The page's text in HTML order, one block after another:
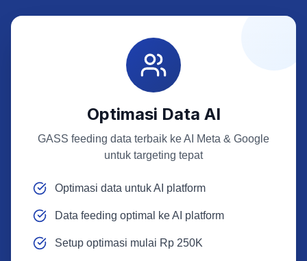
Optimasi Data AI
GASS feeding data terbaik ke AI Meta & Google
untuk targeting tepat
Optimasi data untuk AI platform
Data feeding optimal ke AI platform
Setup optimasi mulai Rp 250K